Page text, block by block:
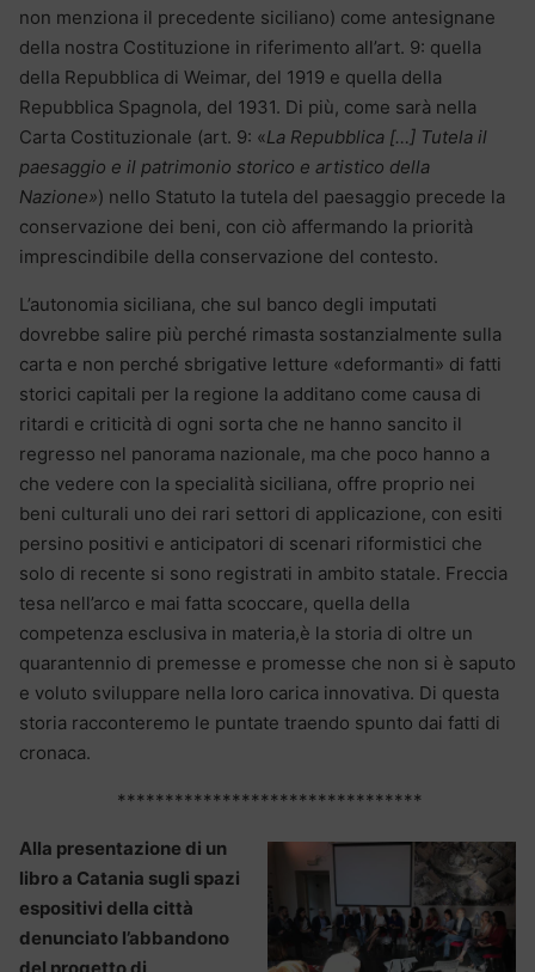
non menziona il precedente siciliano) come antesignane
della nostra Costituzione in riferimento all’art. 9: quella
della Repubblica di Weimar, del 1919 e quella della
Repubblica Spagnola, del 1931. Di più, come sarà nella
Carta Costituzionale (art. 9: «La Repubblica […] Tutela il
paesaggio e il patrimonio storico e artistico della
Nazione») nello Statuto la tutela del paesaggio precede la
conservazione dei beni, con ciò affermando la priorità
imprescindibile della conservazione del contesto.
L’autonomia siciliana, che sul banco degli imputati
dovrebbe salire più perché rimasta sostanzialmente sulla
carta e non perché sbrigative letture «deformanti» di fatti
storici capitali per la regione la additano come causa di
ritardi e criticità di ogni sorta che ne hanno sancito il
regresso nel panorama nazionale, ma che poco hanno a
che vedere con la specialità siciliana, offre proprio nei
beni culturali uno dei rari settori di applicazione, con esiti
persino positivi e anticipatori di scenari riformistici che
solo di recente si sono registrati in ambito statale. Freccia
tesa nell’arco e mai fatta scoccare, quella della
competenza esclusiva in materia,è la storia di oltre un
quarantennio di premesse e promesse che non si è saputo
e voluto sviluppare nella loro carica innovativa. Di questa
storia racconteremo le puntate traendo spunto dai fatti di
cronaca.
********************************
Alla presentazione di un
libro a Catania sugli spazi
espositivi della città
denunciato l’abbandono